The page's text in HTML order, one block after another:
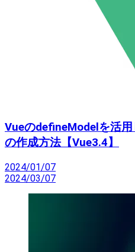
VueのdefineModelを活
の作成方法【Vue3.4】
2024/01/07
2024/03/07